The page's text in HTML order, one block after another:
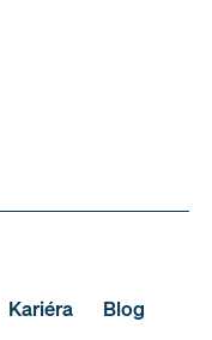
Kariéra
Blog